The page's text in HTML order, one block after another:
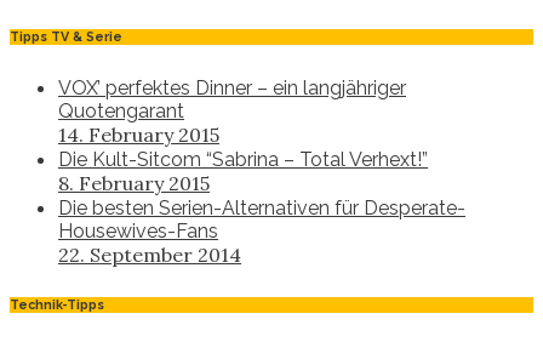
Tipps TV & Serie
VOX’ perfektes Dinner – ein langjähriger
Quotengarant
14. February 2015
Die Kult-Sitcom “Sabrina – Total Verhext!”
8. February 2015
Die besten Serien-Alternativen für Desperate-
Housewives-Fans
22. September 2014
Technik-Tipps